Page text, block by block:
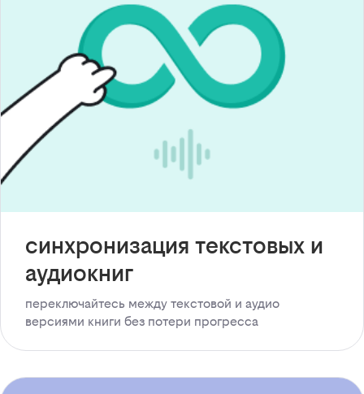
синхронизация текстовых и
аудиокниг
переключайтесь между текстовой и аудио
версиями книги без потери прогресса